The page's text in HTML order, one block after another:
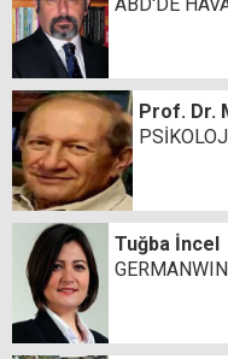
Prof. Dr.
Tuğba İncel